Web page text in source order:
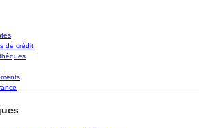
de crédit